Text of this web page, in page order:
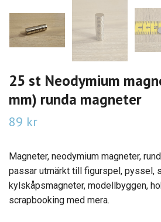
25 st Neodymium
mm) runda magneter
89 kr
Magneter, neodymium magneter,
passar utmärkt till figurspel, pyssel,
kylskåpsmagneter, modellbyggen,
scrapbooking med mera.